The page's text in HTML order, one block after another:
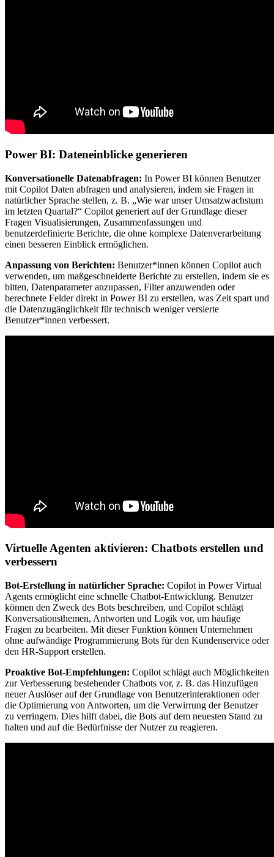
Power BI: Dateneinblicke generieren
Konversationelle Datenabfragen: In Power BI können Benutzer
mit Copilot Daten abfragen und analysieren, indem sie Fragen in
natürlicher Sprache stellen, z. B. „Wie war unser Umsatzwachstum
im letzten Quartal?“ Copilot generiert auf der Grundlage dieser
Fragen Visualisierungen, Zusammenfassungen und
benutzerdefinierte Berichte, die ohne komplexe Datenverarbeitung
einen besseren Einblick ermöglichen.
Anpassung von Berichten: Benutzer*innen können Copilot auch
verwenden, um maßgeschneiderte Berichte zu erstellen, indem sie es
bitten, Datenparameter anzupassen, Filter anzuwenden oder
berechnete Felder direkt in Power BI zu erstellen, was Zeit spart und
die Datenzugänglichkeit für technisch weniger versierte
Benutzer*innen verbessert.
Virtuelle Agenten aktivieren: Chatbots erstellen und
verbessern
Bot-Erstellung in natürlicher Sprache: Copilot in Power Virtual
Agents ermöglicht eine schnelle Chatbot-Entwicklung. Benutzer
können den Zweck des Bots beschreiben, und Copilot schlägt
Konversationsthemen, Antworten und Logik vor, um häufige
Fragen zu bearbeiten. Mit dieser Funktion können Unternehmen
ohne aufwändige Programmierung Bots für den Kundenservice oder
den HR-Support erstellen.
Proaktive Bot-Empfehlungen: Copilot schlägt auch Möglichkeiten
zur Verbesserung bestehender Chatbots vor, z. B. das Hinzufügen
neuer Auslöser auf der Grundlage von Benutzerinteraktionen oder
die Optimierung von Antworten, um die Verwirrung der Benutzer
zu verringern. Dies hilft dabei, die Bots auf dem neuesten Stand zu
halten und auf die Bedürfnisse der Nutzer zu reagieren.